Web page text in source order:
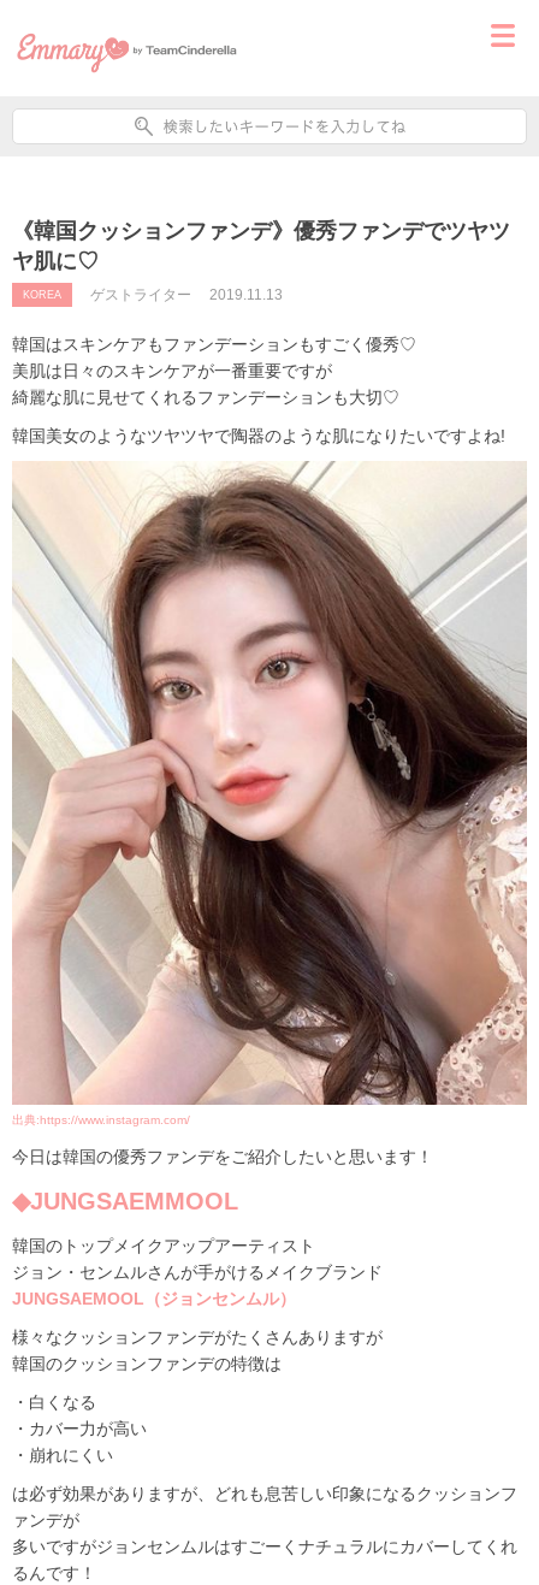
《韓国クッションファンデ》優秀ファンデでツヤツ
ヤ肌に♡
KOREA ゲストライター 2019.11.13
韓国はスキンケアもファンデーションもすごく優秀♡
美肌は日々のスキンケアが一番重要ですが
綺麗な肌に見せてくれるファンデーションも大切♡
韓国美女のようなツヤツヤで陶器のような肌になりたいですよね!
出典:https://www.instagram.com/
今日は韓国の優秀ファンデをご紹介したいと思います！
◆JUNGSAEMMOOL
韓国のトップメイクアップアーティスト
ジョン・センムルさんが手がけるメイクブランド
JUNGSAEMOOL（ジョンセンムル）
様々なクッションファンデがたくさんありますが
韓国のクッションファンデの特徴は
・白くなる
・カバー力が高い
・崩れにくい
は必ず効果がありますが、どれも息苦しい印象になるクッションフ
ァンデが
多いですがジョンセンムルはすごーくナチュラルにカバーしてくれ
るんです！